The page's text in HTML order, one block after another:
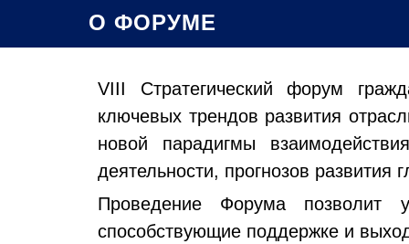
О ФОРУМЕ
VIII Стратегический форум
ключевых трендов развития
новой парадигмы
деятельности, прогнозов
Проведение Форума позволит
способствующие поддержке и